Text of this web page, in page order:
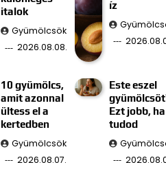
italok
Gyümölcsök
2026.08.08.
íz
10 gyümölcs,
amit azonnal
ültess el a
kertedben
Gyümölcsök
2026.08.07.
Este eszel
Ezt jobb, ha
tudod